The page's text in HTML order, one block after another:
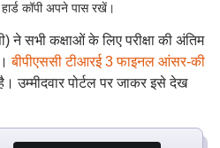
कॉपी अपने पास रखें।
ने सभी कक्षाओं के लिए परीक्षा की अंतिम
बीपीएससी टीआरई 3 फाइनल आंसर-की
उम्मीदवार पोर्टल पर जाकर इसे देख